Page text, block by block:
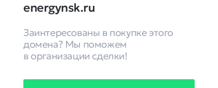
energynsk.ru
Заинтересованы в покупке этого
домена? Мы поможем
в организации сделки!